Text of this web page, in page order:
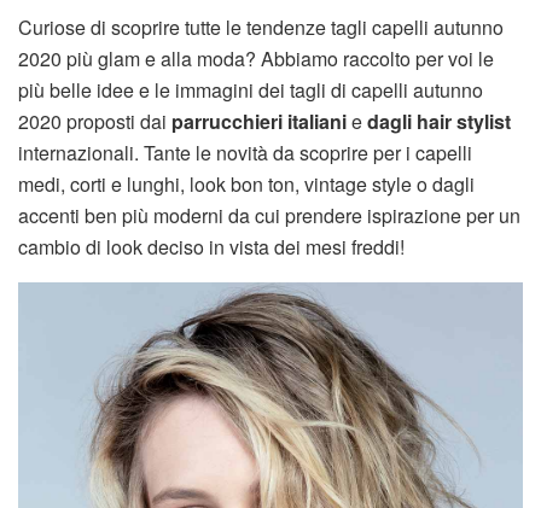
Curiose di scoprire tutte le tendenze tagli capelli autunno
2020 più glam e alla moda? Abbiamo raccolto per voi le
più belle idee e le immagini dei tagli di capelli autunno
2020 proposti dai parrucchieri italianiedagli hair stylist
internazionali. Tante le novità da scoprire per i capelli
medi, corti e lunghi, look bon ton, vintage style o dagli
accenti ben più moderni da cui prendere ispirazione per un
cambio di look deciso in vista dei mesi freddi!